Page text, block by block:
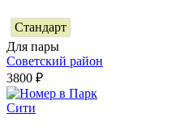
Стандарт
Для пары
Советский район
3800 ₽